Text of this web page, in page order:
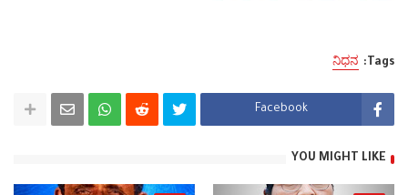
Tags:
ನಿಧನ
Facebook
YOU MIGHT LIKE